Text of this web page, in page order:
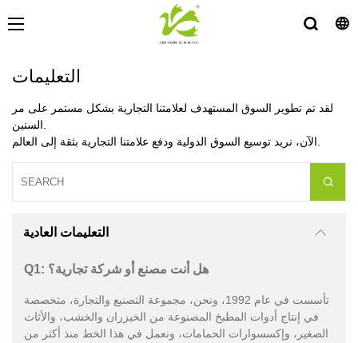
التعليمات
لقد تم تطوير السوق المستهدف لعلامتنا التجارية بشكل مستمر على مر
السنين.
الآن، نريد توسيع السوق الدولية ودفع علامتنا التجارية بثقة إلى العالم.
التعليمات العادية
Q1: هل أنت مصنع أو شركة تجارية؟
تأسست في عام 1992، ونحن، مجموعة التصنيع والتجارة، متخصصة
في إنتاج أدوات المطبخ المصنوعة من الخيزران والخشب، والأثاث
الصغير، وإكسسوارات الحمامات، ونعمل في هذا الخط منذ أكثر من